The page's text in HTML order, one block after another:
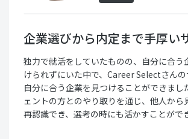
企業選びから内定まで手厚い
独力で就活をしていたものの、自分に合う
けられずにいた中で、Career Selectさん
自分に合う企業を見つけることができまし
ェントの方とのやり取りを通じ、他人から
再認識でき、選考の時にも活かすことがで